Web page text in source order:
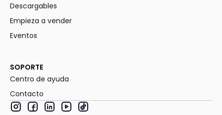
Descargables
Empieza a vender
Eventos
SOPORTE
Centro de ayuda
Contacto